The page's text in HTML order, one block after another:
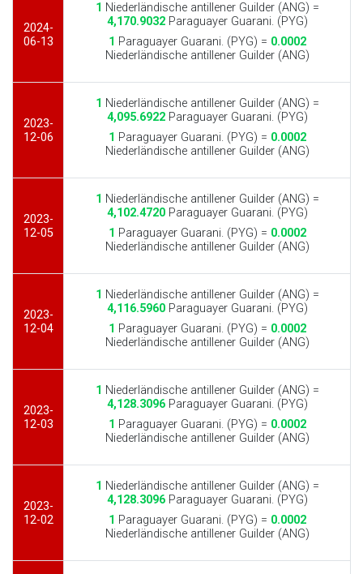
2024-
06-13
1 Niederländische antillener Guilder (ANG) =
4,170.9032Paraguayer Guarani. (PYG)
1 Paraguayer Guarani. (PYG) = 0.0002
Niederländische antillener Guilder (ANG)
2023-
12-06
1 Niederländische antillener Guilder (ANG) =
4,095.6922Paraguayer Guarani. (PYG)
1 Paraguayer Guarani. (PYG) = 0.0002
Niederländische antillener Guilder (ANG)
2023-
12-05
1 Niederländische antillener Guilder (ANG) =
4,102.4720Paraguayer Guarani. (PYG)
1 Paraguayer Guarani. (PYG) = 0.0002
Niederländische antillener Guilder (ANG)
2023-
12-04
1 Niederländische antillener Guilder (ANG) =
4,116.5960Paraguayer Guarani. (PYG)
1 Paraguayer Guarani. (PYG) = 0.0002
Niederländische antillener Guilder (ANG)
2023-
12-03
1 Niederländische antillener Guilder (ANG) =
4,128.3096Paraguayer Guarani. (PYG)
1 Paraguayer Guarani. (PYG) = 0.0002
Niederländische antillener Guilder (ANG)
2023-
12-02
1 Niederländische antillener Guilder (ANG) =
4,128.3096Paraguayer Guarani. (PYG)
1 Paraguayer Guarani. (PYG) = 0.0002
Niederländische antillener Guilder (ANG)